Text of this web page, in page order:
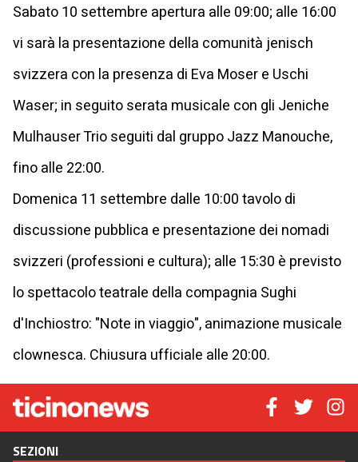
Sabato 10 settembre apertura alle 09:00; alle 16:00
vi sarà la presentazione della comunità jenisch
svizzera con la presenza di Eva Moser e Uschi
Waser; in seguito serata musicale con gli Jeniche
Mulhauser Trio seguiti dal gruppo Jazz Manouche,
fino alle 22:00.
Domenica 11 settembre dalle 10:00 tavolo di
discussione pubblica e presentazione dei nomadi
svizzeri (professioni e cultura); alle 15:30 è previsto
lo spettacolo teatrale della compagnia Sughi
d'Inchiostro: "Note in viaggio", animazione musicale
clownesca. Chiusura ufficiale alle 20:00.
SEZIONI